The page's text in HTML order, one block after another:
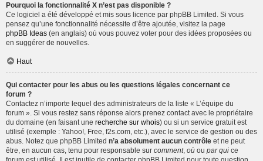
Pourquoi la fonctionnalité X n’est pas disponible ?
Ce logiciel a été développé et mis sous licence par phpBB Limited. Si vous
pensez qu’une fonctionnalité nécessite d’être ajoutée, visitez la page
phpBB Ideas (en anglais) où vous pouvez voter pour des idées proposées ou
en suggérer de nouvelles.
Haut
Qui contacter pour les abus ou les questions légales concernant ce
forum ?
Contactez n’importe lequel des administrateurs de la liste « L’équipe du
forum ». Si vous restez sans réponse alors prenez contact avec le propriétaire
du domaine (en faisant une recherche sur whois) ou si un service gratuit est
utilisé (exemple : Yahoo!, Free, f2s.com, etc.), avec le service de gestion ou des
abus. Notez que phpBB Limited n’a absolument aucun contrôle et ne peut
être, en aucun cas, tenu pour responsable sur comment, où ou par qui ce